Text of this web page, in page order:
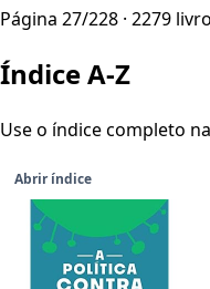
Página 27/228 · 2279
Índice A-Z
Use o índice completo
Abrir índice